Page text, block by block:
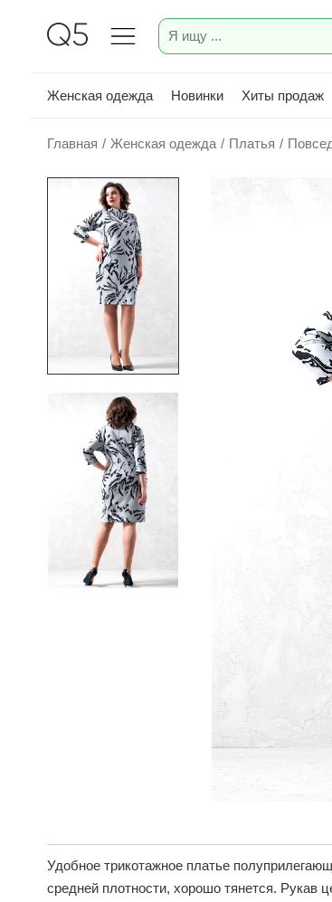
Женская одежда Новинки Хиты продаж
Главная / Женская одежда / Платья /
Удобное трикотажное платье
средней плотности, хорошо тянется. Рукав